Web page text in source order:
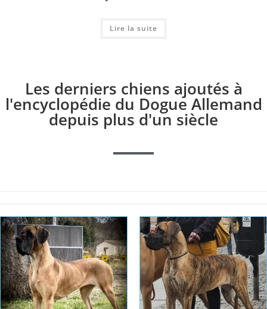
Lire la suite
Les derniers chiens ajoutés à
l'encyclopédie du Dogue Allemand
depuis plus d'un siècle